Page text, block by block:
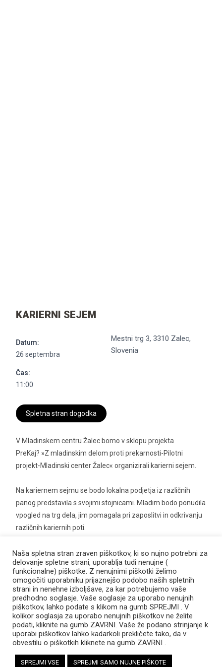
KARIERNI SEJEM
Datum:
26 septembra
Čas:
11:00
Spletna stran dogodka
Mestni trg 3, 3310 Zalec,
Slovenia
V Mladinskem centru Žalec bomo v sklopu projekta
PreKaj? »Z mladinskim delom proti prekarnosti-Pilotni
projekt-Mladinski center Žalec« organizirali karierni sejem.
Na kariernem sejmu se bodo lokalna podjetja iz različnih
panog predstavila s svojimi stojnicami. Mladim bodo ponudila
vpogled na trg dela, jim pomagala pri zaposlitvi in odkrivanju
različnih kariernih poti.
Udeležili se boste lahko tudi predavanj, ki vam bodo
pomagala pri zaposlitvi.
13.00-14.00
Kako z življenjepisom?
16.00-17.00
Kaj pa kompetence?
https://forms.gle/PK1YxsWitoNZTjb99
Naša spletna stran zraven piškotkov, ki so nujno potrebni za
delovanje spletne strani, uporablja tudi nenujne (
funkcionalne) piškotke. Z nenujnimi piškotki želimo
omogočiti uporabniku prijaznejšo podobo naših spletnih
strani in nenehne izboljšave, za kar potrebujemo vaše
predhodno soglasje. Vaše soglasje za uporabo nenujnih
piškotkov, lahko podate s klikom na gumb SPREJMI . V
kolikor soglasja za uporabo nenujnih piškotkov ne želite
podati, kliknite na gumb ZAVRNI. Vaše že podano strinjanje k
uporabi piškotkov lahko kadarkoli prekličete tako, da v
obvestilu o piškotkih kliknete na gumb ZAVRNI .
SPREJMI VSE SPREJMI SAMO NUJNE PIŠKOTE